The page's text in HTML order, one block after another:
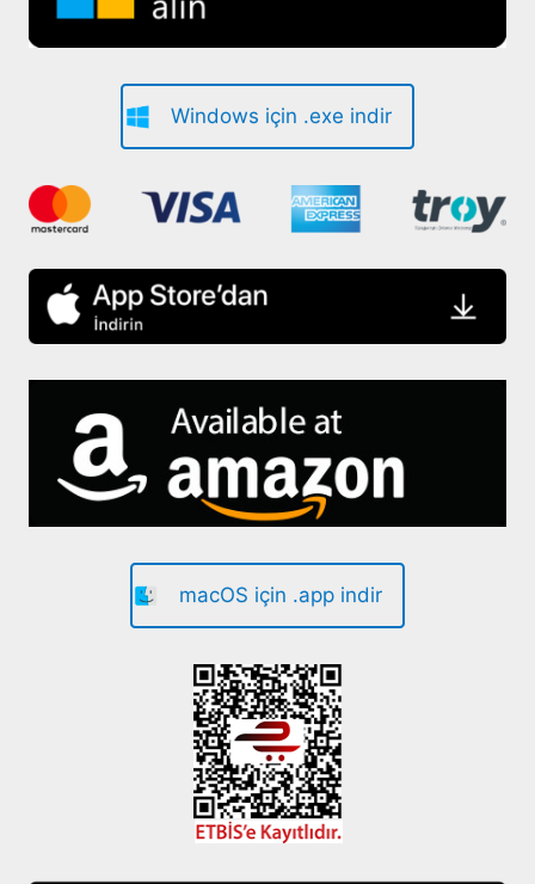
Windows için .exe indir
macOS için .app indir